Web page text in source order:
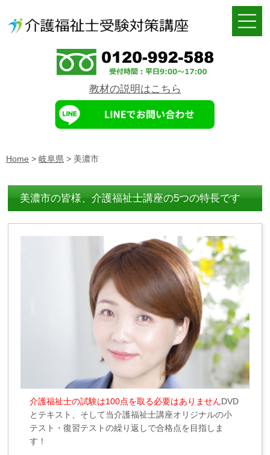
教材の説明はこちら
Home > 岐阜県 > 美濃市
美濃市の皆様、介護福祉士講座の5つの特長です
介護福祉士の試験は100点を取る必要はありませんDVD
とテキスト、そして当介護福祉士講座オリジナルの小
テスト・復習テストの繰り返しで合格点を目指しま
す！